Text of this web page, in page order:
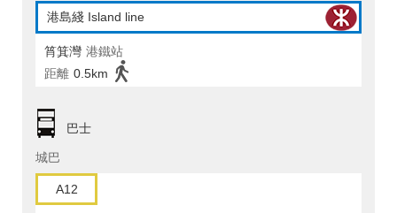
港島綫 Island line
筲箕灣 港鐵站
距離 0.5km
巴士
城巴
A12